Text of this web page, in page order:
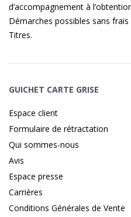
d’accompagnement à
Démarches possibles sans
Titres.
GUICHET CARTE GRISE
Espace client
Formulaire de rétractation
Qui sommes-nous
Avis
Espace presse
Carrières
Conditions Générales de Vente